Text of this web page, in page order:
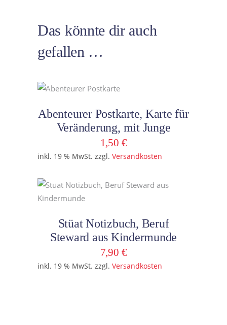
Das könnte dir auch
gefallen …
Abenteurer Postkarte, Karte für
Veränderung, mit Junge
1,50 €
inkl. 19 % MwSt. zzgl. Versandkosten
In den Warenkorb
Stüat Notizbuch, Beruf
Steward aus Kindermunde
7,90 €
inkl. 19 % MwSt. zzgl. Versandkosten